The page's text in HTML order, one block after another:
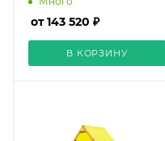
от 143 520 ₽
В КОРЗИНУ